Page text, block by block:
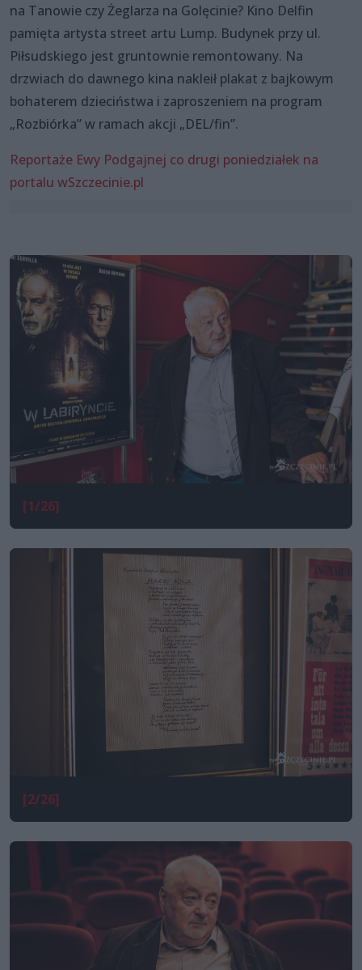
na Tanowie czy Żeglarza na Golęcinie? Kino Delfin
pamięta artysta street artu Lump. Budynek przy ul.
Piłsudskiego jest gruntownie remontowany. Na
drzwiach do dawnego kina nakleił plakat z bajkowym
bohaterem dzieciństwa i zaproszeniem na program
„Rozbiórka” w ramach akcji „DEL/fin”.
Reportaże Ewy Podgajnej co drugi poniedziałek na
portalu wSzczecinie.pl
[1/26]
[2/26]